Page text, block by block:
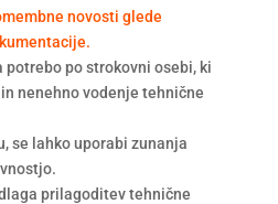
novosti glede
potrebo po strokovni osebi, ki
nenehno vodenje tehnične
se lahko uporabi zunanja
prilagoditev tehnične